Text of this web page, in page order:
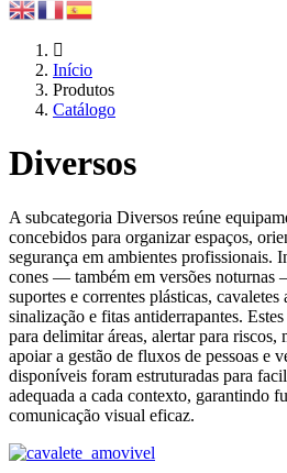
Início
Produtos
Catálogo
Diversos
A subcategoria Diversos reúne
concebidos para organizar espaços,
segurança em ambientes profissionais.
cones — também em versões noturnas
suportes e correntes plásticas,
sinalização e fitas antiderrapantes.
para delimitar áreas, alertar para
apoiar a gestão de fluxos de pessoas e
disponíveis foram estruturadas para
adequada a cada contexto, garantindo
comunicação visual eficaz.